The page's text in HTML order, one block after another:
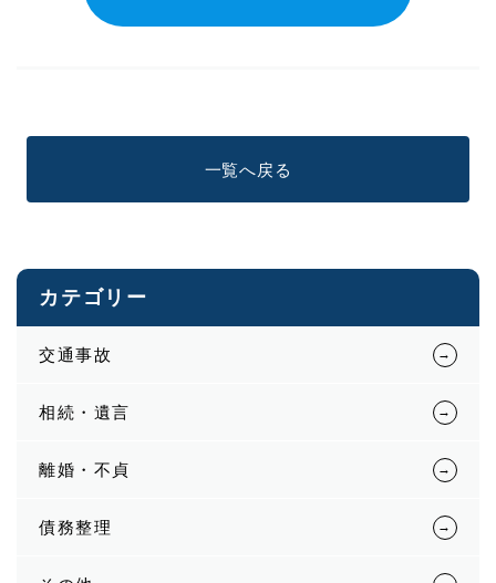
一覧へ戻る
カテゴリー
交通事故
相続・遺言
離婚・不貞
債務整理